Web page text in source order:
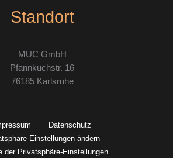
Standort
MUC GmbH
Pfannkuchstr. 16
76185 Karlsruhe
Datenschutz
Einstellungen ändern
der Privatsphäre-Einstellungen